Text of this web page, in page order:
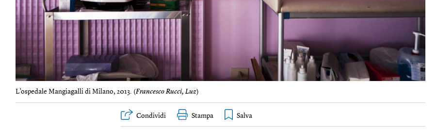
L’ospedale Mangiagalli di Milano, 2013. (Francesco Rucci, Luz)
Condividi Stampa